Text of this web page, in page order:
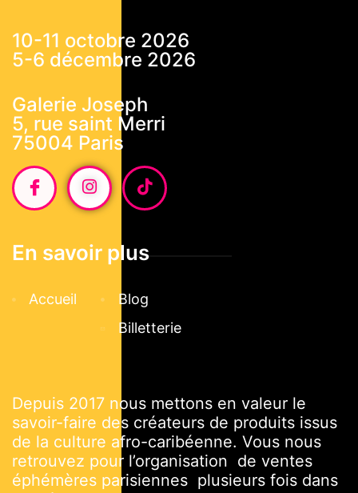
10-11 octobre 2026
5-6 décembre 2026
Galerie Joseph
5, rue saint Merri
75004 Paris
En savoir plus
Accueil
Blog
Billetterie
Depuis 2017 nous mettons en valeur le
savoir-faire des créateurs de produits issus
de la culture afro-caribéenne. Vous nous
retrouvez pour l’organisation de ventes
éphémères parisiennes plusieurs fois dans